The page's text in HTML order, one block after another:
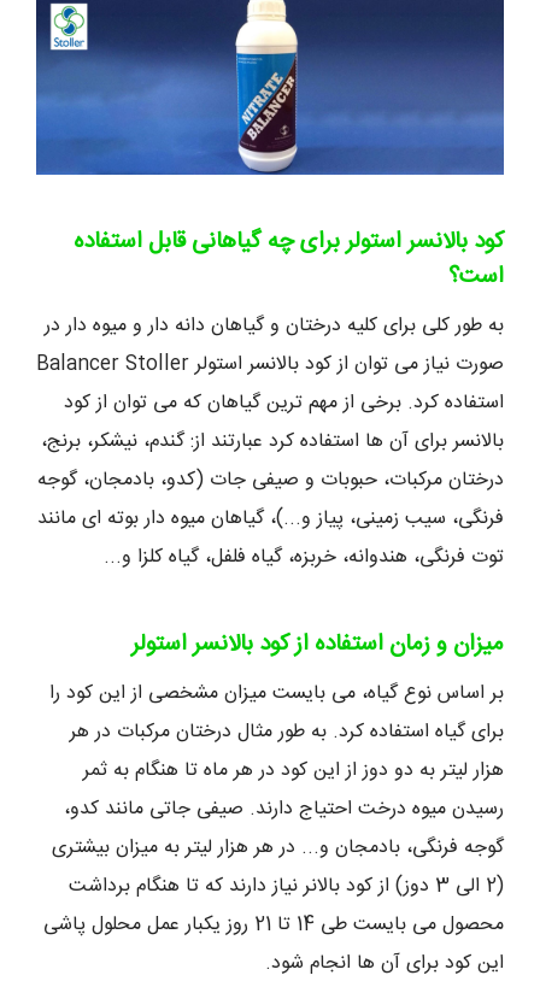
کود بالانسر استولر برای چه گیاهانی قابل استفاده
است؟
به طور کلی برای کلیه درختان و گیاهان دانه دار و میوه دار در
صورت نیاز می توان از کود بالانسر استولر Balancer Stoller
استفاده کرد. برخی از مهم ترین گیاهان که می توان از کود
بالانسر برای آن ها استفاده کرد عبارتند از: گندم، نیشکر، برنج،
درختان مرکبات، حبوبات و صیفی جات (کدو، بادمجان، گوجه
فرنگی، سیب زمینی، پیاز و...)، گیاهان میوه دار بوته ای مانند
توت فرنگی، هندوانه، خربزه، گیاه فلفل، گیاه کلزا و...
میزان و زمان استفاده از کود بالانسر استولر
بر اساس نوع گیاه، می بایست میزان مشخصی از این کود را
برای گیاه استفاده کرد. به طور مثال درختان مرکبات در هر
هزار لیتر به دو دوز از این کود در هر ماه تا هنگام به ثمر
رسیدن میوه درخت احتیاج دارند. صیفی جاتی مانند کدو،
گوجه فرنگی، بادمجان و... در هر هزار لیتر به میزان بیشتری
(2 الی 3 دوز) از کود بالانر نیاز دارند که تا هنگام برداشت
محصول می بایست طی 14 تا 21 روز یکبار عمل محلول پاشی
این کود برای آن ها انجام شود.